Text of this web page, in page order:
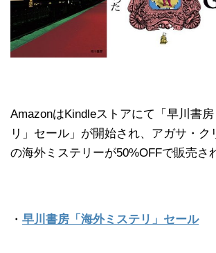
AmazonはKindleストアにて「早川書
リ」セール」が開始され、アガサ・ク
の海外ミステリーが50%OFFで販売さ
・ 早川書房「海外ミステリ」セール